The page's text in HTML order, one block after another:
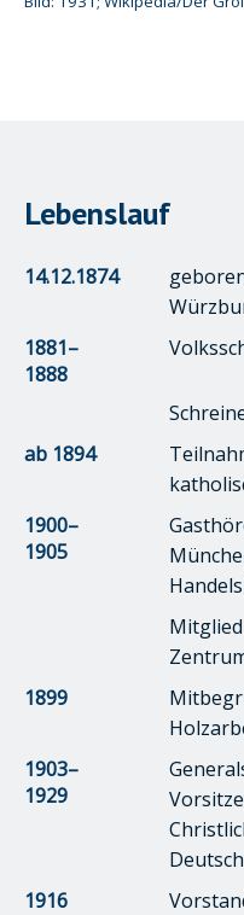
Lebenslauf
14.12.1874
1881–
1888
ab 1894
1900–
1905
1899
1903–
1929
1916